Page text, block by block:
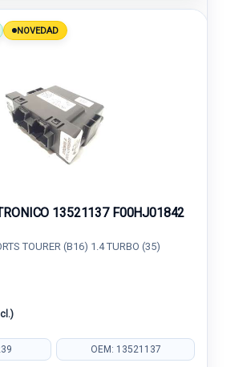
NOVEDAD
13521137 F00HJ01842
TOURER (B16) 1.4 TURBO (35)
OEM: 13521137